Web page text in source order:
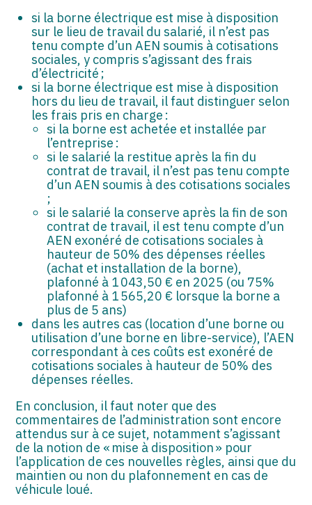
si la borne électrique est mise à disposition
sur le lieu de travail du salarié, il n’est pas
tenu compte d’un AEN soumis à cotisations
sociales, y compris s’agissant des frais
d’électricité ;
si la borne électrique est mise à disposition
hors du lieu de travail, il faut distinguer selon
les frais pris en charge :
si la borne est achetée et installée par
l’entreprise :
si le salarié la restitue après la fin du
contrat de travail, il n’est pas tenu compte
d’un AEN soumis à des cotisations sociales
;
si le salarié la conserve après la fin de son
contrat de travail, il est tenu compte d’un
AEN exonéré de cotisations sociales à
hauteur de 50% des dépenses réelles
(achat et installation de la borne),
plafonné à 1 043,50 € en 2025 (ou 75%
plafonné à 1 565,20 € lorsque la borne a
plus de 5 ans)
dans les autres cas (location d’une borne ou
utilisation d’une borne en libre-service), l’AEN
correspondant à ces coûts est exonéré de
cotisations sociales à hauteur de 50% des
dépenses réelles.
En conclusion, il faut noter que des
commentaires de l’administration sont encore
attendus sur à ce sujet, notamment s’agissant
de la notion de « mise à disposition » pour
l’application de ces nouvelles règles, ainsi que du
maintien ou non du plafonnement en cas de
véhicule loué.